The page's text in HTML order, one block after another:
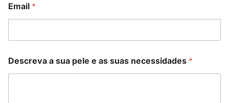
Email *
Descreva a sua pele e as suas necessidades *